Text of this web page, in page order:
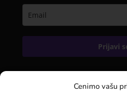
Cenimo vašu
Prijavi